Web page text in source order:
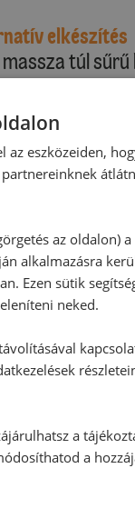
elkészítés
massza túl
eszközeiden,
az oldalon)
alkalmazásra
Ezen sütik
neked.
a
a